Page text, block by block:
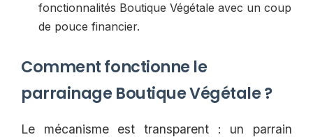
fonctionnalités Boutique Végétale avec un coup
de pouce financier.
Comment fonctionne le
parrainage Boutique Végétale ?
Le mécanisme est transparent : un parrain